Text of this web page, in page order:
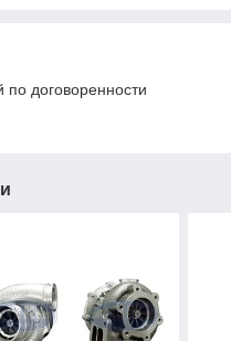
по договоренности